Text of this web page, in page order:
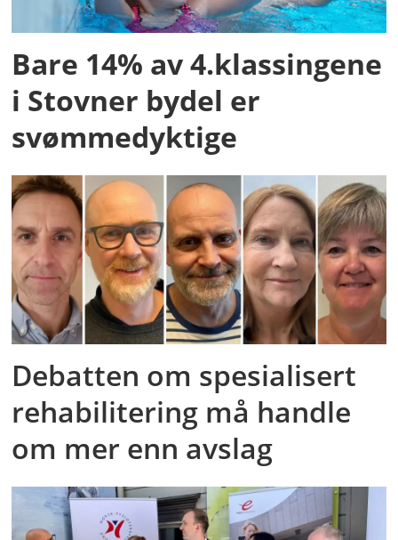
Bare 14% av 4.klassingene
i Stovner bydel er
svømmedyktige
Debatten om spesialisert
rehabilitering må handle
om mer enn avslag